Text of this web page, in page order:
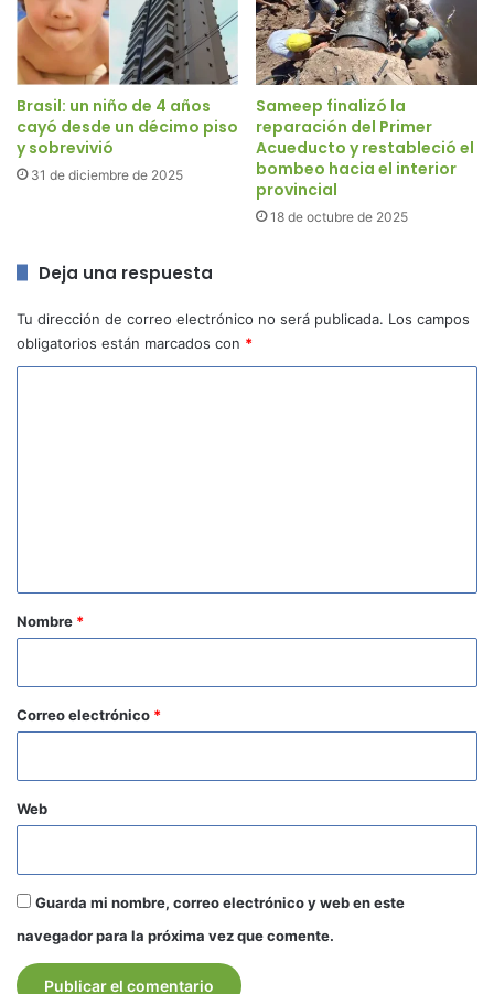
Brasil: un niño de 4 años
cayó desde un décimo piso
y sobrevivió
31 de diciembre de 2025
Sameep finalizó la
reparación del Primer
Acueducto y restableció el
bombeo hacia el interior
provincial
18 de octubre de 2025
Deja una respuesta
Tu dirección de correo electrónico no será publicada. Los campos
obligatorios están marcados con *
r
*
Nombre *
Correo electrónico *
Web
Guarda mi nombre, correo electrónico y web en este
navegador para la próxima vez que comente.